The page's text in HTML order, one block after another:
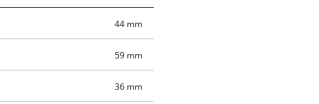
44 mm
59 mm
36 mm